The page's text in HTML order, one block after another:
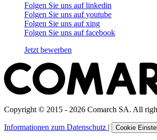
Folgen Sie uns auflinkedin
Folgen Sie uns aufyoutube
Folgen Sie uns aufxing
Folgen Sie uns auffacebook
Jetzt bewerben
Copyright © 2015 - 2026 Comarch SA. All
Informationen zum Datenschutz | Cookie